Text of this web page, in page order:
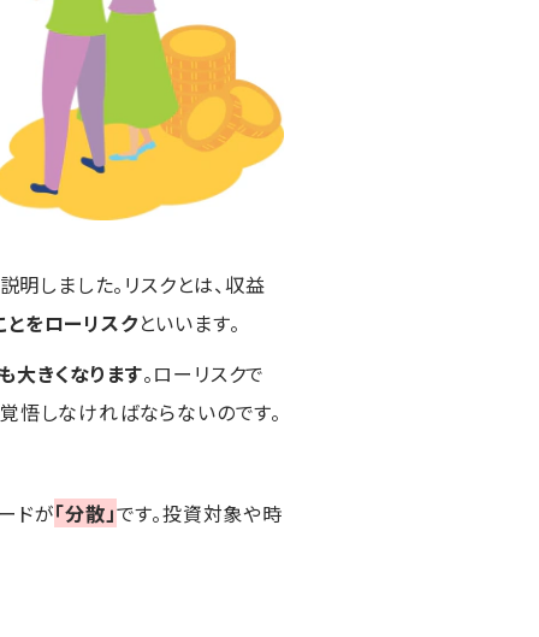
しました。リスクとは、収益
とをローリスクといいます。
大きくなります。ローリスクで
悟しなければならないのです。
ドが「分散」です。投資対象や時